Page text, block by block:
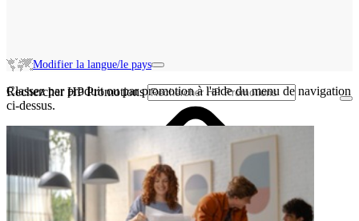
Modifier la langue/le pays
Rechercher HP Promotions
Classez par produit ou par promotion à l'aide du menu de navigation
ci-dessus.